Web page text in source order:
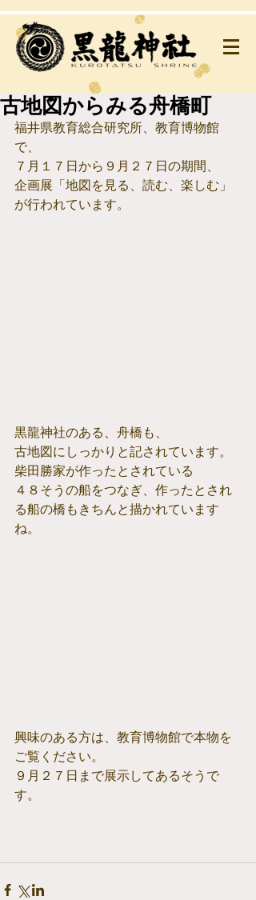
古地図からみる舟橋町
福井県教育総合研究所、教育博物館
で、
７月１７日から９月２７日の期間、
企画展「地図を見る、読む、楽しむ」
が行われています。
黒龍神社のある、舟橋も、
古地図にしっかりと記されています。
柴田勝家が作ったとされている
４８そうの船をつなぎ、作ったとされ
る船の橋もきちんと描かれています
ね。
興味のある方は、教育博物館で本物を
ご覧ください。
９月２７日まで展示してあるそうで
す。